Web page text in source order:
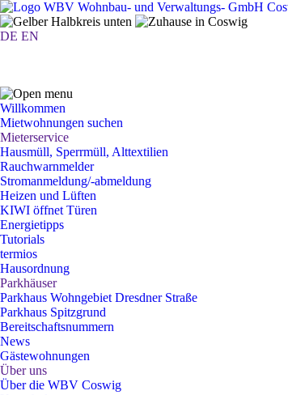
DE EN
Willkommen
Mietwohnungen suchen
Mieterservice
Hausmüll, Sperrmüll, Alttextilien
Rauchwarnmelder
Stromanmeldung/-abmeldung
Heizen und Lüften
KIWI öffnet Türen
Energietipps
Tutorials
termios
Hausordnung
Parkhäuser
Parkhaus Wohngebiet Dresdner Straße
Parkhaus Spitzgrund
Bereitschaftsnummern
News
Gästewohnungen
Über uns
Über die WBV Coswig